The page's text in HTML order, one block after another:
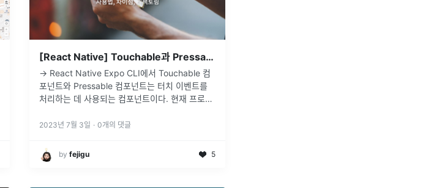
[React Native] Touchable과 Pressable : 사용법, 차이점, 리팩토링
→ React Native Expo CLI에서 Touchable 컴
포넌트와 Pressable 컴포넌트는 터치 이벤트를
처리하는 데 사용되는 컴포넌트이다. 현재 프로젝
든 컴포넌트들을 Touchable 컴포넌트로 감
2023년 7월 3일 · 0개의 댓글
by fejigu 5